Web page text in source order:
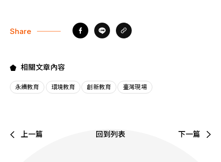
Share
相關文章內容
永續教育 環境教育 創新教育 臺灣現場
上一篇 回到列表 下一篇